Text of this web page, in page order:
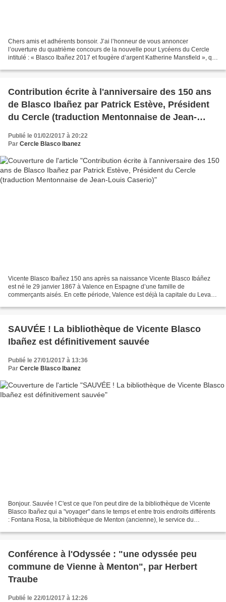
Chers amis et adhérents bonsoir. J’ai l’honneur de vous annoncer
l’ouverture du quatrième concours de la nouvelle pour Lycéens du Cercle
intitulé : « Blasco Ibañez 2017 et fougère d’argent Katherine Mansfield », qui
Contribution écrite à l'anniversaire des 150 ans
de Blasco Ibañez par Patrick Estève, Président
du Cercle (traduction Mentonnaise de Jean-
Publié le 01/02/2017 à 20:22
Par Cercle Blasco Ibanez
Vicente Blasco Ibañez 150 ans après sa naissance Vicente Blasco Ibáñez
est né le 29 janvier 1867 à Valence en Espagne d’une famille de
commerçants aisés. En cette période, Valence est déjà la capitale du Levant
SAUVÉE ! La bibliothèque de Vicente Blasco
Ibañez est définitivement sauvée
Publié le 27/01/2017 à 13:36
Par Cercle Blasco Ibanez
Bonjour. Sauvée ! C'est ce que l'on peut dire de la bibliothèque de Vicente
Blasco Ibañez qui a "voyager" dans le temps et entre trois endroits différents
: Fontana Rosa, la bibliothèque de Menton (ancienne), le service du
Conférence à l'Odyssée : "une odyssée peu
commune de Vienne à Menton", par Herbert
Traube
Publié le 22/01/2017 à 12:26